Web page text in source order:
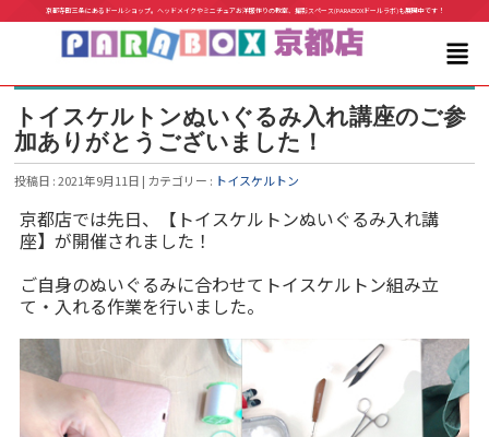
京都寺町三条にあるドールショップ。ヘッドメイクやミニチュアお洋服作りの教室、撮影スペース(PARABOXドールラボ)も展開中です！
トイスケルトンぬいぐるみ入れ講座のご参
加ありがとうございました！
投稿日 : 2021年9月11日 | カテゴリー : トイスケルトン
京都店では先日、【トイスケルトンぬいぐるみ入れ講
座】が開催されました！
ご自身のぬいぐるみに合わせてトイスケルトン組み立
て・入れる作業を行いました。